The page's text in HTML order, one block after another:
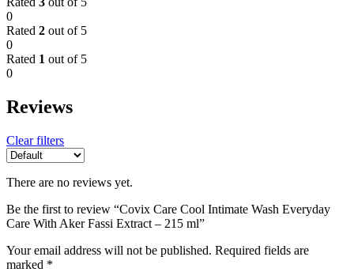
0
Rated 2 out of 5
0
Rated 1 out of 5
0
Reviews
Clear filters
There are no reviews yet.
Be the first to review “Covix Care Cool Intimate Wash Everyday
Care With Aker Fassi Extract – 215 ml”
Your email address will not be published. Required fields are
marked *